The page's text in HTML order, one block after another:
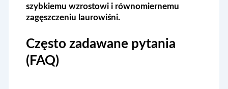
szybkiemu wzrostowi i równomiernemu
zagęszczeniu laurowiśni.
Często zadawane pytania
(FAQ)